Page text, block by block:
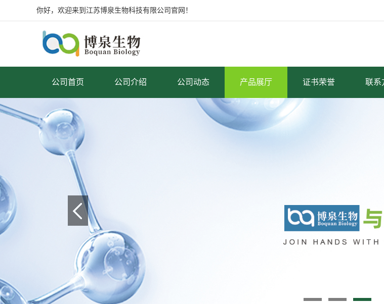
你好，欢迎来到江苏博泉生物科技有限公司官网！
公司首页 公司介绍 公司动态 产品展厅 证书荣誉 联系